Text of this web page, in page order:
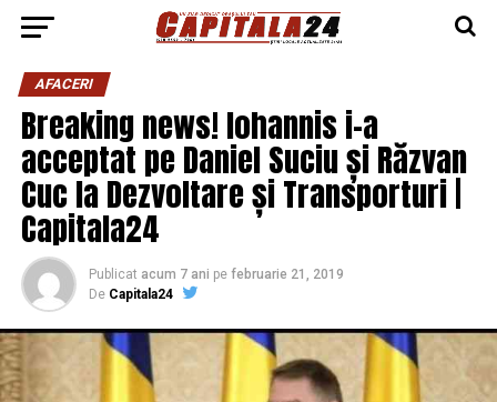
AFACERI
Breaking news! Iohannis i-a
acceptat pe Daniel Suciu și Răzvan
Cuc la Dezvoltare și Transporturi |
Capitala24
Publicat acum 7 ani pe februarie 21, 2019
De Capitala24